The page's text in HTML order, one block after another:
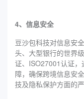
4、信息安全
豆沙包科技对信息安
头、大型银行的世界
证、ISO27001认证
障，确保跨境信息安
技及隐私保护方面的严